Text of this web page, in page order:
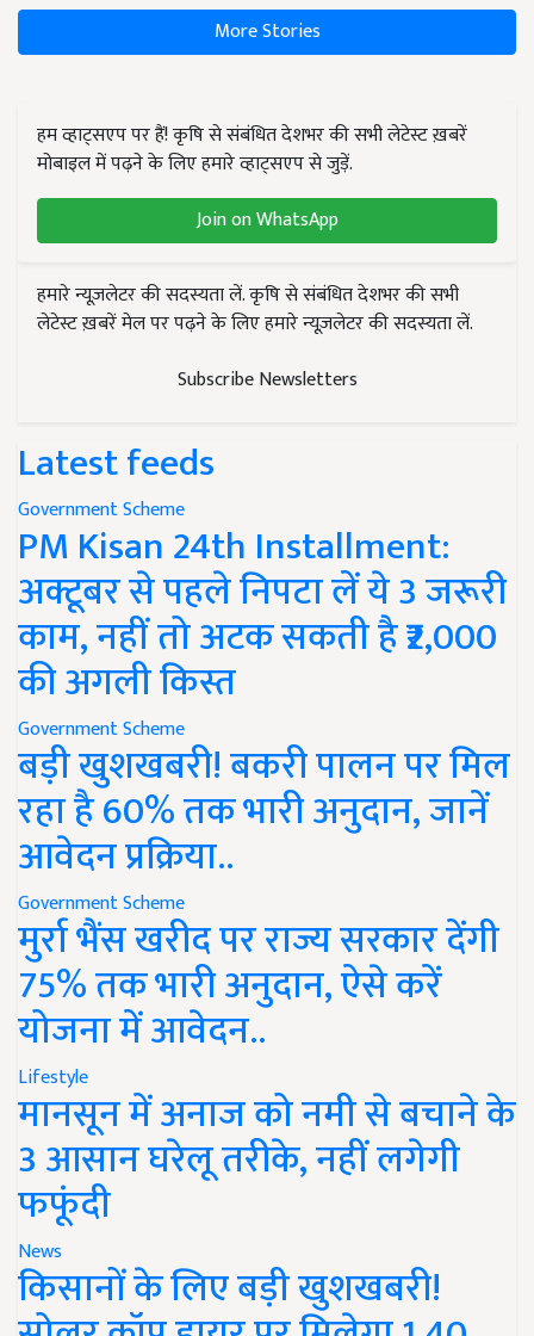
More Stories
हम व्हाट्सएप पर हैं! कृषि से संबंधित देशभर की सभी लेटेस्ट ख़बरें
मोबाइल में पढ़ने के लिए हमारे व्हाट्सएप से जुड़ें.
Join on WhatsApp
हमारे न्यूज़लेटर की सदस्यता लें. कृषि से संबंधित देशभर की सभी
लेटेस्ट ख़बरें मेल पर पढ़ने के लिए हमारे न्यूज़लेटर की सदस्यता लें.
Subscribe Newsletters
Latest feeds
Government Scheme
PM Kisan 24th Installment:
अक्टूबर से पहले निपटा लें ये 3 जरूरी
काम, नहीं तो अटक सकती है ₹2,000
की अगली किस्त
Government Scheme
बड़ी खुशखबरी! बकरी पालन पर मिल
रहा है 60% तक भारी अनुदान, जानें
आवेदन प्रक्रिया..
Government Scheme
मुर्रा भैंस खरीद पर राज्य सरकार देंगी
75% तक भारी अनुदान, ऐसे करें
योजना में आवेदन..
Lifestyle
मानसून में अनाज को नमी से बचाने के
3 आसान घरेलू तरीके, नहीं लगेगी
फफूंदी
News
किसानों के लिए बड़ी खुशखबरी!